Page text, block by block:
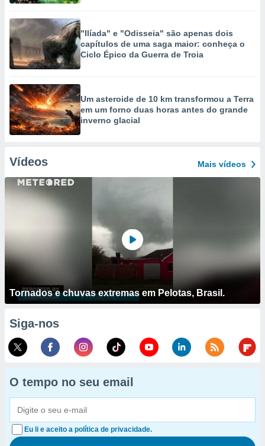
"Ilíada" e "Odisseia" são apenas dois
capítulos de uma saga maior: conheça o
Ciclo Épico da Guerra de Troia
Um asteroide de 10 km transformou a Terra
em um forno duas horas antes do grande
inverno glacial
Vídeos Mais vídeos
Tornados e chuvas extremas em Pelotas, Brasil.
Siga-nos
O tempo no seu email
Eu li e aceito a política de privacidade.